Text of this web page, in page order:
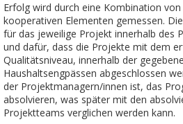
Erfolg wird durch eine Kombination
kooperativen Elementen gemessen.
für das jeweilige Projekt innerhalb des
und dafür, dass die Projekte mit dem
Qualitätsniveau, innerhalb der
Haushaltsengpässen abgeschlossen
der Projektmanagern/innen ist, das
absolvieren, was später mit den
Projektteams verglichen werden kann.